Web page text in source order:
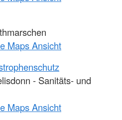
Maps Ansicht
- Sanitäts- und
Maps Ansicht